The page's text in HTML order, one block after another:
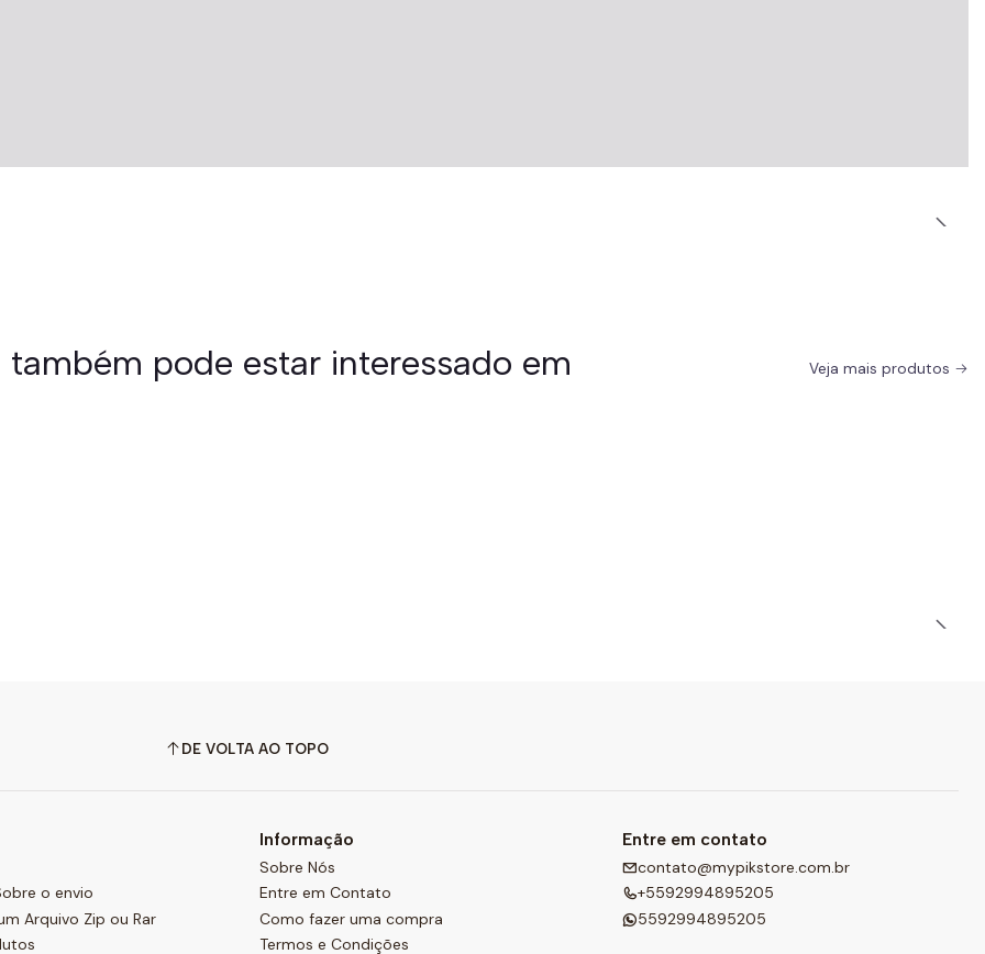
também pode estar interessado em Veja mais produtos
DE VOLTA AO TOPO
o envio
Arquivo Zip ou Rar
Informação
Sobre Nós
Entre em Contato
Como fazer uma compra
Termos e Condições
Entre em contato
contato@mypikstore.com.br
+5592994895205
5592994895205